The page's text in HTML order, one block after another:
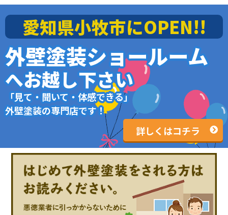
愛知県小牧市にOPEN!!
外壁塗装ショールーム
へお越し下さい
「見て・聞いて・体感できる」
外壁塗装の専門店です！
詳しくはコチラ